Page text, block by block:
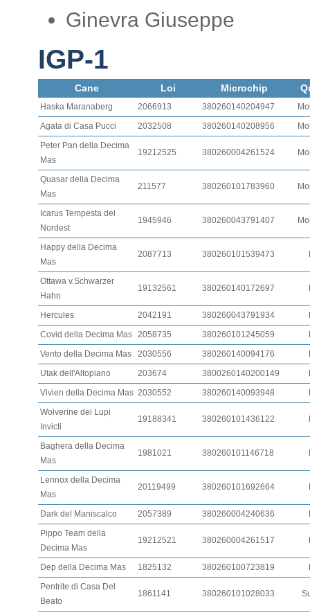
Ginevra Giuseppe
IGP-1
Cane Loi Microchip
Haska Maranaberg 2066913 380260140204947
Agata di Casa Pucci
2032508 380260140208956
Peter Pan della Decima
Mas
19212525 380260004261524
Quasar della Decima
Mas
211577 380260101783960
Icarus Tempesta del
Nordest
1945946 380260043791407
Happy della Decima
Mas
2087713 380260101539473
Ottawa v.Schwarzer
Hahn
19132561 380260140172697
Hercules 2042191 380260043791934
Covid della Decima Mas 2058735 380260101245059
Vento della Decima Mas
2030556 380260140094176
Utak dell'Altopiano
203674 3800260140200149
Vivien della Decima Mas 2030552 380260140093948
Wolverine dei Lupi
Invicti
19188341 380260101436122
Baghera della Decima
Mas
1981021 380260101146718
Lennox della Decima
Mas
20119499 380260101692664
Dark del Maniscalco 2057389 380260004240636
Pippo Team della
Decima Mas
19212521 380260004261517
Dep della Decima Mas 1825132 380260100723819
Pentrite di Casa Del
Beato
1861141 380260101028033